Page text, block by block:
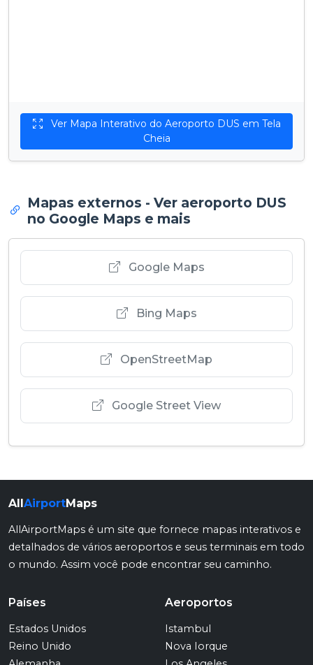
Cheia
Mapas externos - Ver aeroporto DUS
no Google Maps e mais
Google Maps
Bing Maps
OpenStreetMap
Google Street View
AllAirportMaps
AllAirportMaps é um site que fornece mapas interativos e
detalhados de vários aeroportos e seus terminais em todo
o mundo. Assim você pode encontrar seu caminho.
Países
Estados Unidos
Reino Unido
Aeroportos
Istambul
Nova Iorque